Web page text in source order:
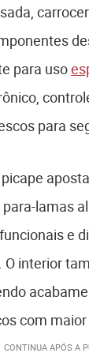
para uso
para
lamas
e
interior
com maior